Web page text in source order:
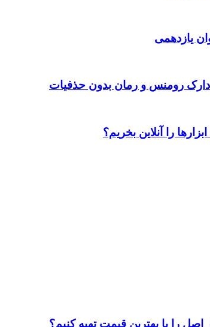
یازدهمی
را آنلاین بخریم؟
را با بهترین قیمت تهیه کنیم؟